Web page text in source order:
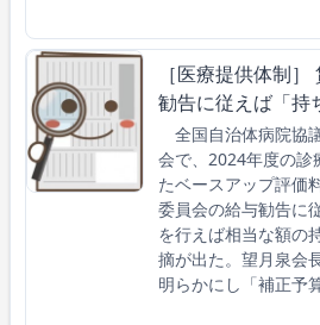
［医療提供体制
勧告に従えば「
全国自治体病院協
会で、2024年度の診
たベースアップ評価
委員会の給与勧告に
を行えば相当な額の
摘が出た。望月泉会
明らかにし「補正予